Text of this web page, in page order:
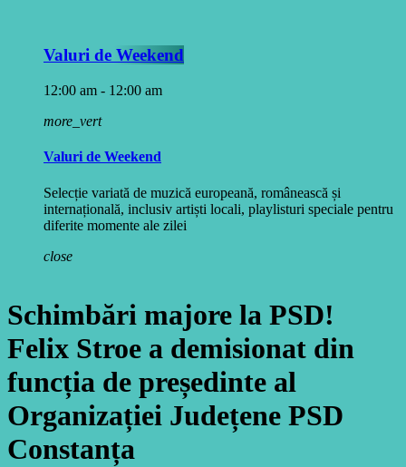
Valuri de Weekend
12:00 am - 12:00 am
more_vert
Valuri de Weekend
Selecție variată de muzică europeană, românească și
internațională, inclusiv artiști locali, playlisturi speciale pentru
diferite momente ale zilei
close
Schimbări majore la PSD!
Felix Stroe a demisionat din
funcția de președinte al
Organizației Județene PSD
Constanța